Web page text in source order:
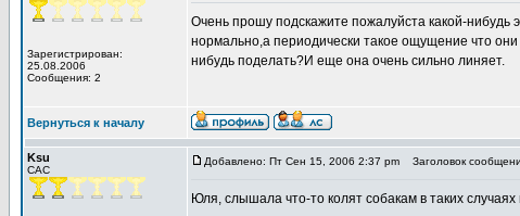
Зарегистрирован:
25.08.2006
Сообщения: 2
Очень прошу подскажите пожалуйста какой-
нормально,а периодически такое ощущение что они
нибудь поделать?И еще она очень сильно линяет.
Вернуться к началу
Ksu
CAC
Добавлено: Пт Сен 15, 2006 2:37 pm Заголовок
Юля, слышала что-то колят собакам в таких